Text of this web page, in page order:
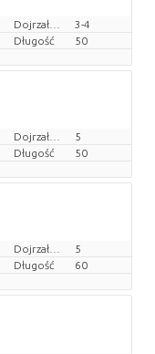
3-4
Długość
50
5
Długość
50
5
Długość
60